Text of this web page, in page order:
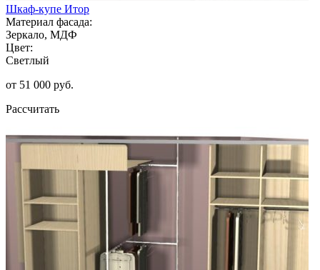
Шкаф-купе Итор
Материал фасада:
Зеркало, МДФ
Цвет:
Светлый
от 51 000 руб.
Рассчитать